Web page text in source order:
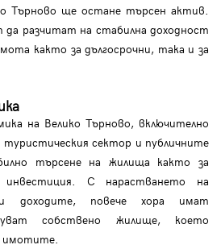
Търново ще остане търсен актив.
разчитат на стабилна доходност
както за дългосрочни, така и за
на Велико Търново, включително
туристическия сектор и публичните
търсене на жилища както за
С нарастването на
доходите, повече хора имат
собствено жилище, което
имотите.